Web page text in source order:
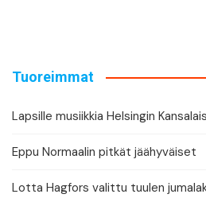
Tuoreimmat
Lapsille musiikkia Helsingin
Eppu Normaalin pitkät jäähyväiset
Lotta Hagfors valittu tuulen